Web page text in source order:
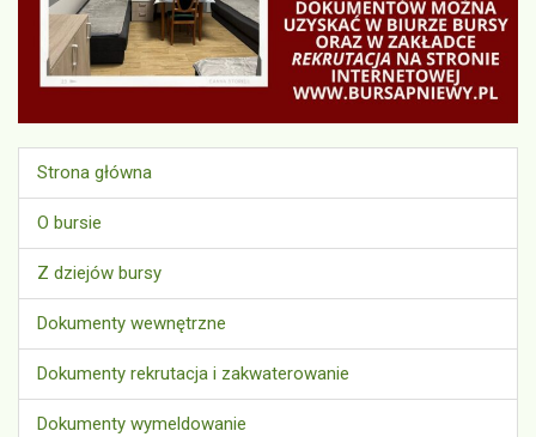
Strona główna
O bursie
Z dziejów bursy
Dokumenty wewnętrzne
Dokumenty rekrutacja i zakwaterowanie
Dokumenty wymeldowanie